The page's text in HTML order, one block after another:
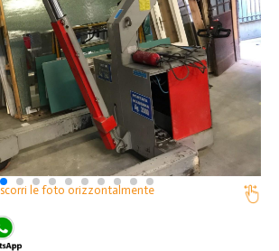
scorri le foto orizzontalmente